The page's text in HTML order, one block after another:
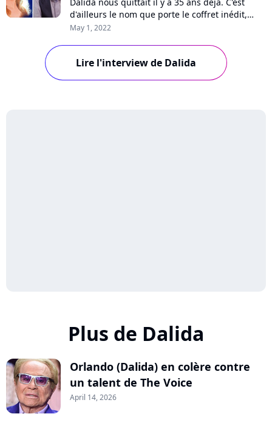
d'ailleurs le nom que porte le coffret inédit,
disponible cette semaine et renfermant une
mission de faire vivre sa soeur dans l'actualité,
son image intemporelle, leurs souvenirs et les
May 1, 2022
Lire l'interview de Dalida
Plus de Dalida
Orlando (Dalida) en colère contre
un talent de The Voice
April 14, 2026